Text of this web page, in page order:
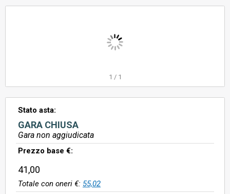
1 / 1
Stato asta:
GARA CHIUSA
Gara non aggiudicata
Prezzo base €:
41,00
Totale con oneri €: 55,02